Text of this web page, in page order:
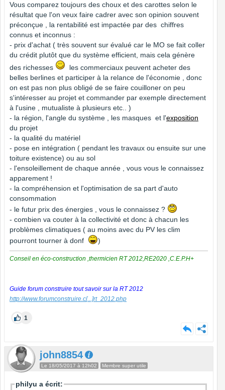
Vous comparez toujours des choux et des carottes selon le
résultat que l'on veux faire cadrer avec son opinion souvent
préconçue , la rentabilité est impactée par des chiffres
connus et inconnus :
- prix d'achat ( très souvent sur évalué car le MO se fait coller
du crédit plutôt que du système efficient, mais cela génère
des richesses
les commerciaux peuvent acheter des
belles berlines et participer à la relance de l'économie , donc
on est pas non plus obligé de se faire couilloner on peu
s'intéresser au projet et commander par exemple directement
à l'usine , mutualiste à plusieurs etc.. )
- la région, l'angle du système , les masques et l'exposition
du projet
- la qualité du matériel
- pose en intégration ( pendant les travaux ou ensuite sur une
toiture existence) ou au sol
- l'ensoleillement de chaque année , vous vous le connaissez
apparement !
- la compréhension et l'optimisation de sa part d'auto
consommation
- le futur prix des énergies , vous le connaissez ?
- combien va couter à la collectivité et donc à chacun les
problèmes climatiques ( au moins avec du PV les clim
pourront tourner à donf
)
Conseil en éco-construction ,thermicien RT 2012,RE2020 ,C.E.P.H+
Guide forum construire tout savoir sur la RT 2012
http://www.forumconstruire.c[...]rt_2012.php
1
john8854
Le 18/05/2017 à 12h02 Membre super utile
philyu a écrit: